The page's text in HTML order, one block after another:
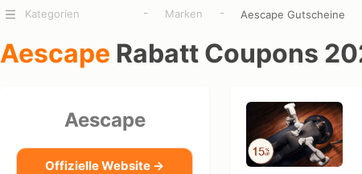
Kategorien - Marken - Aescape Gutscheine
Aescape Rabatt Coupons
Aescape
Offizielle Website →